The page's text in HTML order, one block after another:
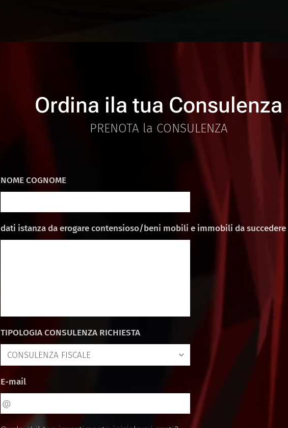
Ordina ila tua Consulenza
PRENOTA la CONSULENZA
NOME COGNOME
dati istanza da erogare contensioso/beni mobili e immobili da succedere
TIPOLOGIA CONSULENZA RICHIESTA
E-mail